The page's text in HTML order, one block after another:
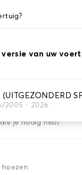
versie van uw
(UITGEZONDERD
2005 - 2026
je nodig hebt